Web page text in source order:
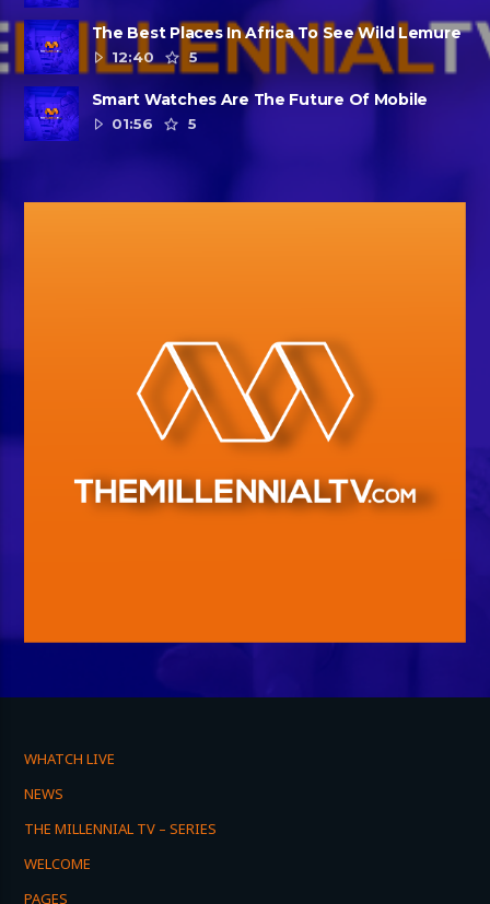
The Best Places In Africa To See Wild Lemure
12:40
5
Smart Watches Are The Future Of Mobile
01:56
5
WHATCH LIVE
NEWS
THE MILLENNIAL TV – SERIES
WELCOME
PAGES